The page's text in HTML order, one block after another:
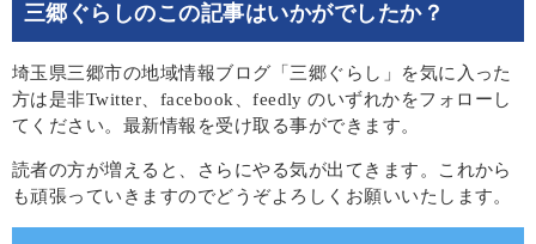
三郷ぐらしのこの記事はいかがでしたか？
埼玉県三郷市の地域情報ブログ「三郷ぐらし」を気に入った
方は是非Twitter、facebook、feedly のいずれかをフォローし
てください。最新情報を受け取る事ができます。
読者の方が増えると、さらにやる気が出てきます。これから
も頑張っていきますのでどうぞよろしくお願いいたします。